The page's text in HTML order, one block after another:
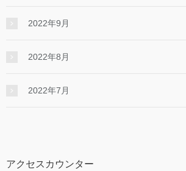
2022年9月
2022年8月
2022年7月
アクセスカウンター